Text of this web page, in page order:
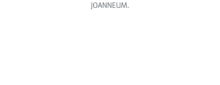
JOANNEUM.